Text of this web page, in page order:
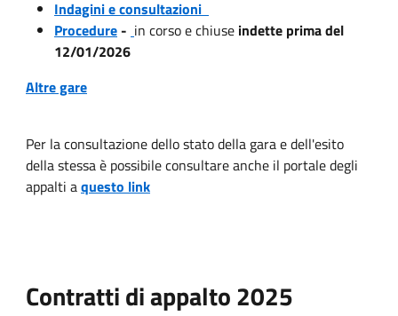
Indagini e consultazioni
Procedure- in corso e chiuse indette prima del
12/01/2026
Altre gare
Per la consultazione dello stato della gara e dell'esito
della stessa è possibile consultare anche il portale degli
appalti aquesto link
Contratti di appalto 2025